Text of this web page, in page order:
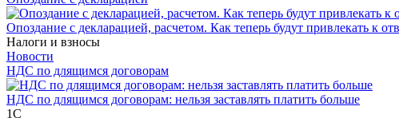
Опоздание с декларацией, расчетом. Как теперь будут привлекать к
Налоги и взносы
Новости
НДС по длящимся договорам
НДС по длящимся договорам: нельзя заставлять платить больше
1С